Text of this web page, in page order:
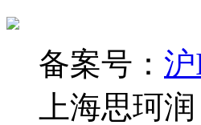
备案号： 沪
上海思珂